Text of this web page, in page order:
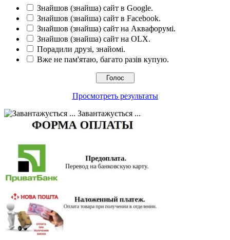
Знайшов (знайша) сайт в Google.
Знайшов (знайша) сайт в Facebook.
Знайшов (знайша) сайт на Аквафорумі.
Знайшов (знайша) сайт на OLX.
Порадили друзі, знайомі.
Вже не пам'ятаю, багато разів купую.
Просмотреть результаты
Завантажується ...